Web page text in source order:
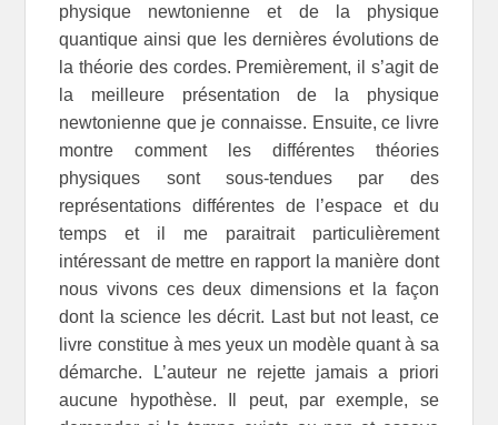
physique newtonienne et de la physique
quantique ainsi que les dernières évolutions de
la théorie des cordes. Premièrement, il s’agit de
la meilleure présentation de la physique
newtonienne que je connaisse. Ensuite, ce livre
montre comment les différentes théories
physiques sont sous-tendues par des
représentations différentes de l’espace et du
temps et il me paraitrait particulièrement
intéressant de mettre en rapport la manière dont
nous vivons ces deux dimensions et la façon
dont la science les décrit. Last but not least, ce
livre constitue à mes yeux un modèle quant à sa
démarche. L’auteur ne rejette jamais a priori
aucune hypothèse. Il peut, par exemple, se